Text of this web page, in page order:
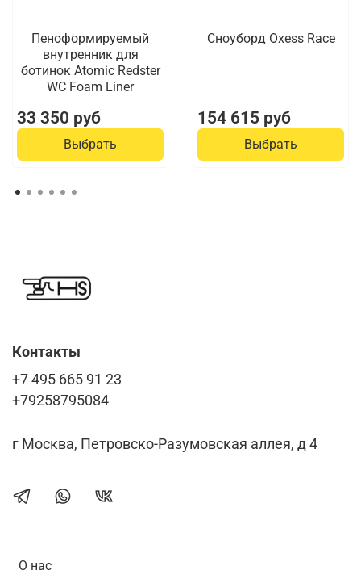
Пеноформируемый
внутренник для
ботинок Atomic Redster
WC Foam Liner
33 350 руб
Выбрать
Сноуборд Oxess Race
154 615 руб
Выбрать
О нас
Контакты
+7 495 665 91 23
+79258795084
г Москва, Петровско-Разумовская аллея, д 4